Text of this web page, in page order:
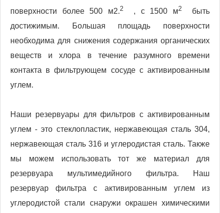
поверхности более 500 м2.2, с 1500 м2быть
достижимым. Большая площадь поверхности
необходима для снижения содержания органических
веществ и хлора в течение разумного времени
контакта в фильтрующем сосуде с активированным
углем.
Наши резервуары для фильтров с активированным
углем - это стеклопластик, нержавеющая сталь 304,
нержавеющая сталь 316 и углеродистая сталь. Также
мы можем использовать тот же материал для
резервуара мультимедийного фильтра. Наш
резервуар фильтра с активированным углем из
углеродистой стали снаружи окрашен химическими